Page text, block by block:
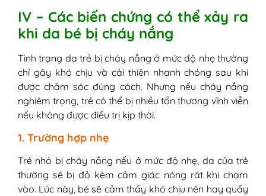
IV – Các biến chứng có thể xảy ra
khi da bé bị cháy nắng
Tình trạng da trẻ bị cháy nắng ở mức độ nhẹ thường
chỉ gây khó chịu và cải thiện nhanh chóng sau khi
được chăm sóc đúng cách. Nhưng nếu cháy nắng
nghiêm trọng, trẻ có thể bị nhiều tổn thương vĩnh viễn
nếu không được điều trị kịp thời.
1. Trường hợp nhẹ
Trẻ nhỏ bị cháy nắng nếu ở mức độ nhẹ, da của trẻ
thường sẽ bị đỏ kèm cảm giác nóng rát khi chạm
vào. Lúc này, bé sẽ cảm thấy khó chịu nên hay quấy